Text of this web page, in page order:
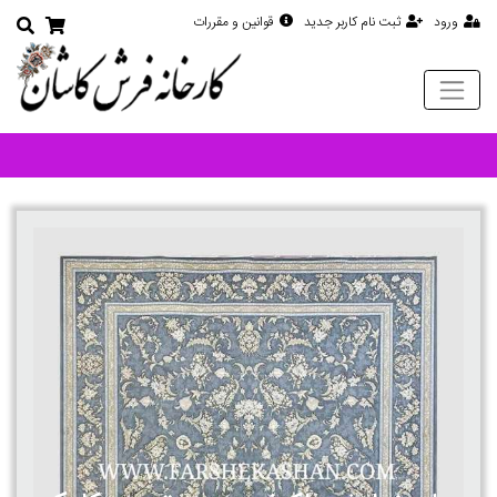
ورود ثبت نام کاربر جدید قوانین و مقررات